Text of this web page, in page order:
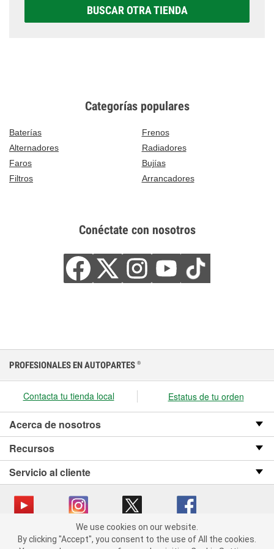
BUSCAR OTRA TIENDA
Categorías populares
Baterías
Frenos
Alternadores
Radiadores
Faros
Bujías
Filtros
Arrancadores
Conéctate con nosotros
We use cookies on our website. By clicking "Accept", you consent
to the use of All the cookies.
PROFESIONALES EN AUTOPARTES ®
Contacta tu tienda local Estatus de tu orden
Acerca de nosotros
Recursos
Servicio al cliente
Copyright © 2008-2026 O’Reilly Auto Parts v OST_3.2.0.0.729 (3) cv1361
We use cookies on our website.
By clicking "Accept", you consent to the use of All the cookies.